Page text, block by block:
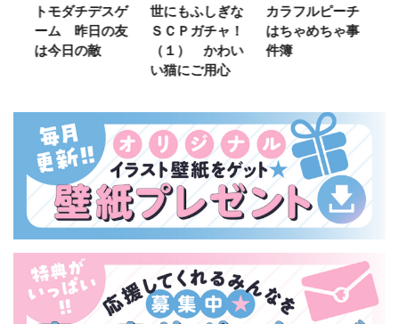
トモダチデスゲ
ーム 昨日の友
は今日の敵
世にもふしぎな
ＳＣＰガチャ！
（１） かわい
い猫にご用心
カラフルピーチ
はちゃめちゃ事
件簿